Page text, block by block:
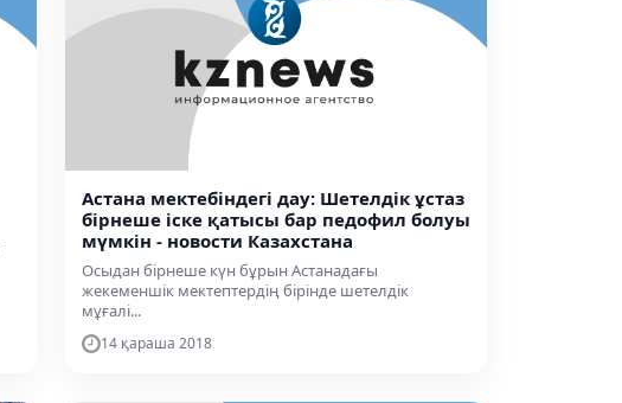
Астана мектебіндегі дау: Шетелдік ұстаз
бірнеше іске қатысы бар педофил болуы
мүмкін - новости Казахстана
Осыдан бірнеше күн бұрын Астанадағы
жекеменшік мектептердің бірінде шетелдік
мұғалі...
14 қараша 2018